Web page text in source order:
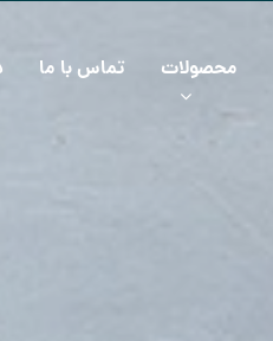
محصولات تماس با ما